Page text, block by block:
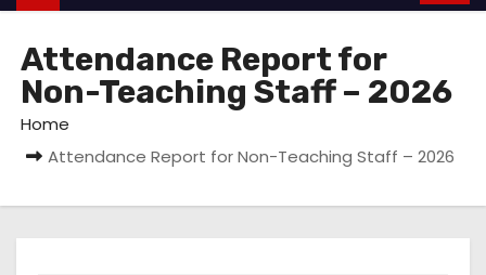
Attendance Report for
Non-Teaching Staff – 2026
Home
Attendance Report for Non-Teaching Staff – 2026